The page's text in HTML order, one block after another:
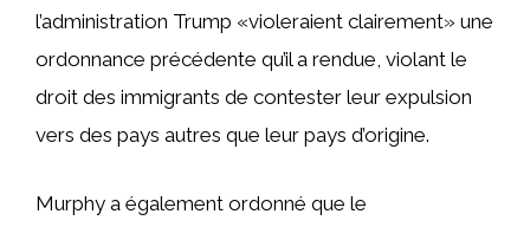
l’administration Trump «violeraient clairement» une
ordonnance précédente qu’il a rendue, violant le
droit des immigrants de contester leur expulsion
vers des pays autres que leur pays d’origine.
Murphy a également ordonné que le